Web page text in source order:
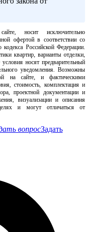
носит исключительно
офертой в соответствии со
Российской Федерации.
квартир, варианты отделки,
носят предварительный
уведомления. Возможны
на сайте, и фактическими
стоимость, комплектация и
проектной документации и
визуализации и описания
и могут отличаться от
вопросЗадать